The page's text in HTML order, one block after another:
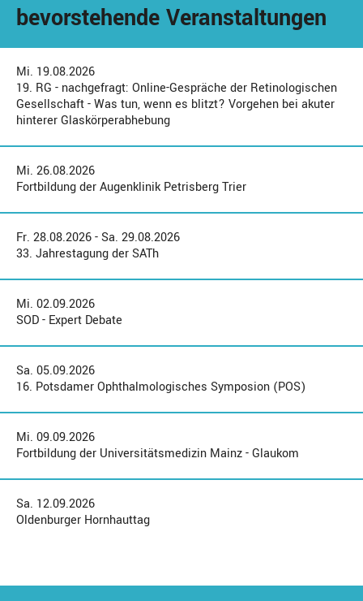
bevorstehende Veranstaltungen
Mi. 19.08.2026
19. RG - nachgefragt: Online-Gespräche der Retinologischen
Gesellschaft - Was tun, wenn es blitzt? Vorgehen bei akuter
hinterer Glaskörperabhebung
Mi. 26.08.2026
Fortbildung der Augenklinik Petrisberg Trier
Fr. 28.08.2026 - Sa. 29.08.2026
33. Jahrestagung der SATh
Mi. 02.09.2026
SOD - Expert Debate
Sa. 05.09.2026
16. Potsdamer Ophthalmologisches Symposion (POS)
Mi. 09.09.2026
Fortbildung der Universitätsmedizin Mainz - Glaukom
Sa. 12.09.2026
Oldenburger Hornhauttag